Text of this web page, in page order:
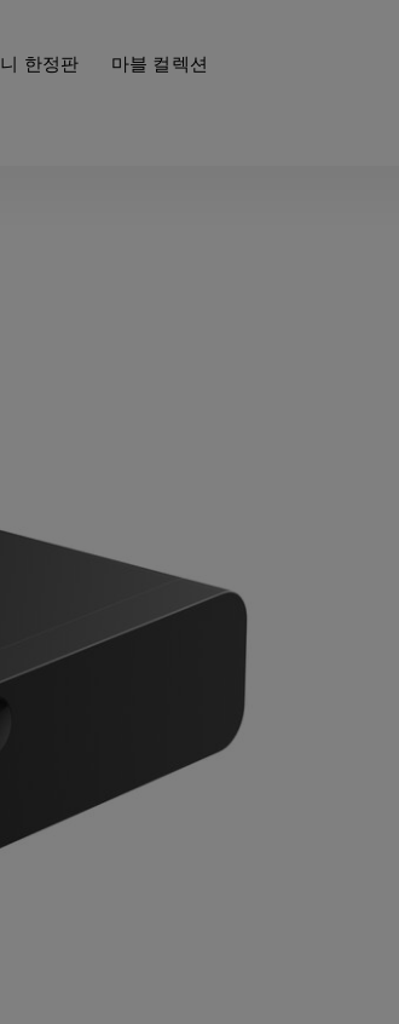
한정판 마블 컬렉션